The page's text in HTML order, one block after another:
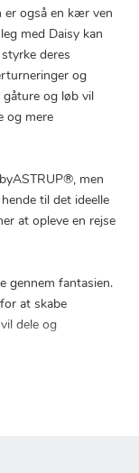
er også en kær ven
med Daisy kan
deres
og
gåture og løb vil
og mere
men
til det ideelle
at opleve en rejse
gennem fantasien.
at skabe
dele og